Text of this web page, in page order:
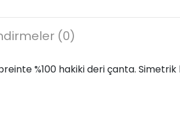
(0)
%100 hakiki deri çanta.